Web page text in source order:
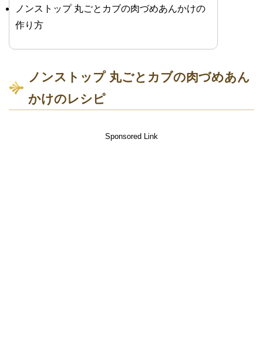
ノンストップ 丸ごとカブの肉づめあんかけの
作り方
ノンストップ 丸ごとカブの肉づめあん
かけのレシピ
Sponsored Link